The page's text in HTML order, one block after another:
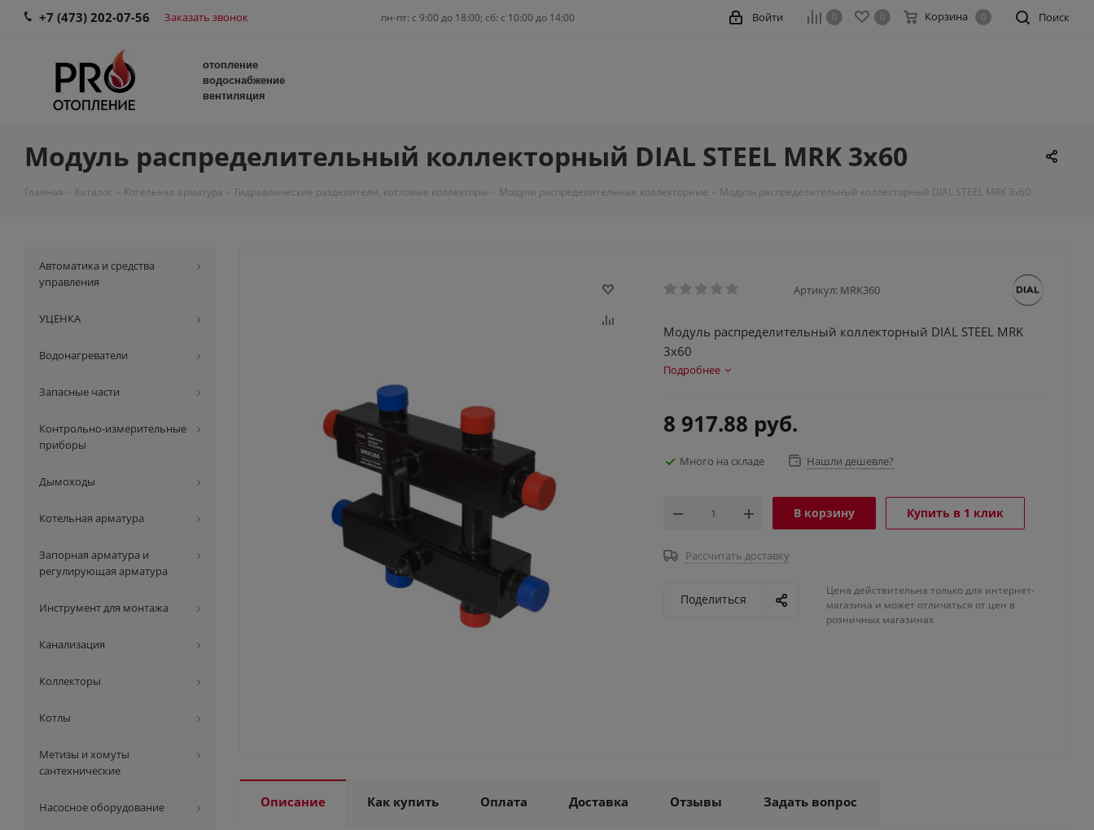
+7 (473) 202-07-56 Заказать звонок пн-пт: c 9:00 до 18:00; сб: с 10:00 до 14:00 Поиск
0 0 Корзина 0
Войти
отопление
водоснабжение
вентиляция
Модуль распределительный коллекторный DIAL STEEL MRK 3х60
Главная - Каталог - Котельная арматура - Гидравлические разделители, котловые коллекторы - Модули распределительные коллекторные - Модуль распределительный коллекторный DIAL STEEL MRK 3х60
Артикул: MRK360
Модуль распределительный коллекторный DIAL STEEL MRK
3х60
Подробнее
8 917.88 руб.
Много на складе Нашли дешевле?
В корзину Купить в 1 клик
Рассчитать доставку
Поделиться
Цена действительна только для интернет-
магазина и может отличаться от цен в
розничных магазинах
Описание Как купить Оплата Доставка Отзывы Задать вопрос
Автоматика и средства
управления
УЦЕНКА
Водонагреватели
Запасные части
Контрольно-измерительные
приборы
Дымоходы
Котельная арматура
Запорная арматура и
регулирующая арматура
Инструмент для монтажа
Канализация
Коллекторы
Котлы
Метизы и хомуты
сантехнические
Насосное оборудование